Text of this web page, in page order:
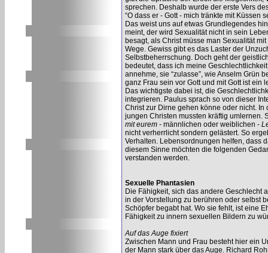
sprechen. Deshalb wurde der erste Vers
“O dass er - Gott - mich tränkte mit Küssen
Das weist uns auf etwas Grundlegendes
meint, der wird Sexualität nicht in sein
besagt, als Christ müsse man Sexualität
Wege. Gewiss gibt es das Laster der
Selbstbeherrschung. Doch geht der
bedeutet, dass ich meine
annehme, sie “zulasse”, wie Anselm Grün
ganz Frau sein vor Gott und mit Gott ist
Das wichtigste dabei ist, die
integrieren. Paulus sprach so von dieser
Christ zur Dirne gehen könne oder nicht.
jungen Christen mussten kräftig umlernen.
mit eurem - männlichen oder weiblichen -
nicht verherrlicht sondern gelästert. So
Verhalten. Lebensordnungen helfen, dass
diesem Sinne möchten die folgenden
verstanden werden.
Sexuelle Phantasien
Die Fähigkeit, sich das andere Geschlecht
in der Vorstellung zu berühren oder selbst
Schöpfer begabt hat. Wo sie fehlt, ist eine
Fähigkeit zu innern sexuellen Bildern zu
Auf das Auge fixiert
Zwischen Mann und Frau besteht hier ein
der Mann stark über das Auge. Richard